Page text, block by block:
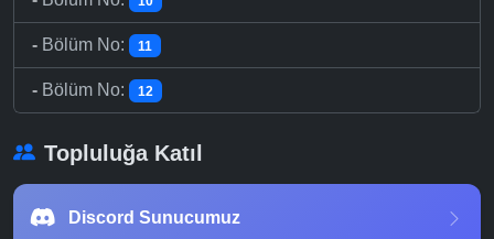
- Bölüm No: 11
- Bölüm No: 12
Topluluğa Katıl
Discord Sunucumuz